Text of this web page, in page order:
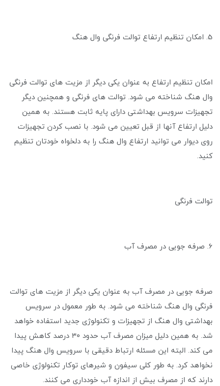
5. امکان تنظیم ارتفاع توالت فرنگی وال هنگ
امکان تنظیم ارتفاع به عنوان یکی دیگر از مزیت های توالت فرنگی
وال هنگ شناخته می ‌شود. توالت های فرنگی و همچنین دیگر
تجهیزات سرویس بهداشتی دارای پایه ثابت هستند. به همین
دلیل ارتفاع آنها از قبل تعیین می شود. با نصب کردن تجهیزات
روی دیوار می توانید ارتفاع وال هنگ را به دلخواه خودتان تنظیم
کنید.
توالت فرنگی
6. صرفه جویی در مصرف آب
صرفه جویی در مصرف آب به عنوان یکی دیگر از مزیت های توالت
فرنگی وال هنگ شناخته می شود. به طور معمول در سرویس
بهداشتی وال هنگ از تجهیزات و تکنولوژی جدید استفاده خواهد
شد. به همین دلیل میزان مصرف آب حدود ۳۰ درصد کاهش پیدا
می ‌کند. البته این مسئله ارتباط دقیقی با سرویس وال هنگ پیدا
نخواهد کرد. به طور کلی سیفون و شیرهای توکار تکنولوژی خاصی
دارند که از مصرف بیش از اندازه آب خودداری می ‌کنند.